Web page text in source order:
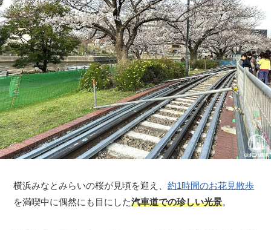
横浜みなとみらいの桜が見頃を迎え、約1時間のお花見散歩
を満喫中に偶然にも目にした汽車道での珍しい光景。